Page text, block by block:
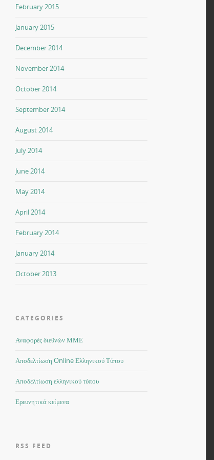
February 2015
January 2015
December 2014
November 2014
October 2014
September 2014
August 2014
July 2014
June 2014
May 2014
April 2014
February 2014
January 2014
October 2013
CATEGORIES
Αναφορές διεθνών ΜΜΕ
Αποδελτίωση Online Ελληνικού Τύπου
Αποδελτίωση ελληνικού τύπου
Ερευνητικά κείμενα
RSS FEED